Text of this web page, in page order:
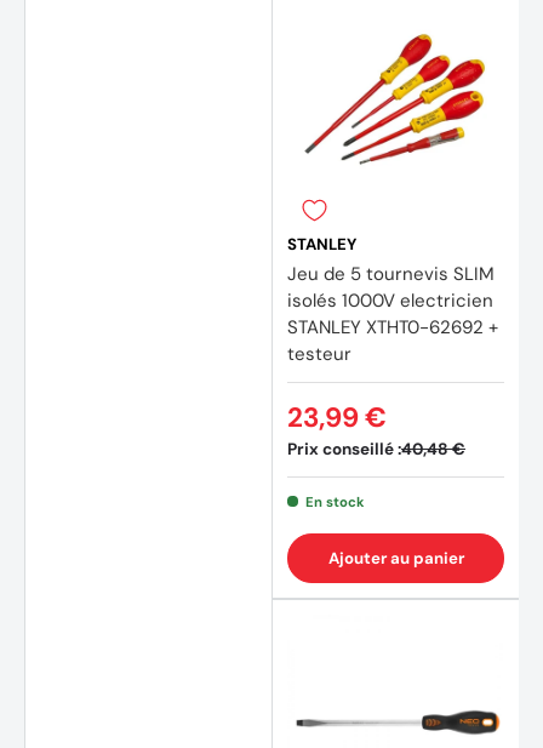
STANLEY
Jeu de 5 tournevis SLIM
isolés 1000V electricien
STANLEY XTHT0-62692 +
testeur
Prix conseillé :40,48 €
23,99 €
En stock
Ajouter au panier